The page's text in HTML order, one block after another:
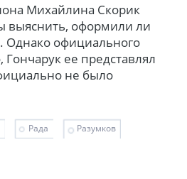
Михайлина Скорик
выяснить, оформили ли
Однако официального
ее представлял
не было
Рада Разумков